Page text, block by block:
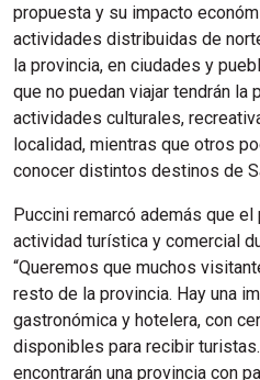
propuesta y su impacto
actividades distribuidas de
la provincia, en ciudades y
que no puedan viajar tendrán
actividades culturales,
localidad, mientras que otros
conocer distintos destinos de
Puccini remarcó además que
actividad turística y comercial
“Queremos que muchos
resto de la provincia. Hay una
gastronómica y hotelera, con
disponibles para recibir
encontrarán una provincia con